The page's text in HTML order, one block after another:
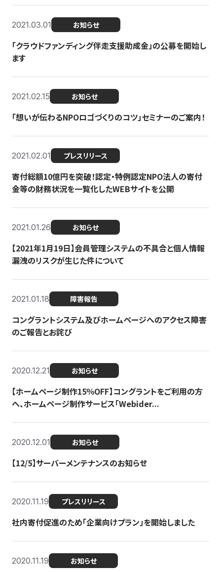
2021.03.01 お知らせ
「クラウドファンディング伴走支援助成金」の公募を開始し
ます
2021.02.15 お知らせ
「想いが伝わるNPOロゴづくりのコツ」セミナーのご案内！
2021.02.01 プレスリリース
寄付総額10億円を突破！認定・特例認定NPO法人の寄付
金等の財務状況を一覧化したWEBサイトを公開
2021.01.26 お知らせ
【2021年1月19日】会員管理システムの不具合と個人情報
漏洩のリスクが生じた件について
2021.01.18 障害報告
コングラントシステム及びホームページへのアクセス障害
のご報告とお詫び
2020.12.21 お知らせ
【ホームページ制作15％OFF】コングラントをご利用の方
へ、ホームページ制作サービス「Webider...
2020.12.01 お知らせ
【12/5】サーバーメンテナンスのお知らせ
2020.11.19 プレスリリース
社内寄付促進のため「企業向けプラン」を開始しました
2020.11.19 お知らせ